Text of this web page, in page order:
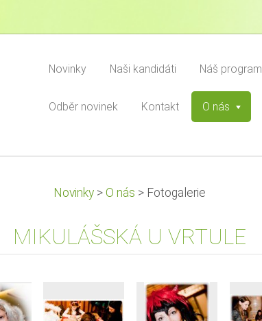
Novinky Naši kandidáti Náš program
Odběr novinek Kontakt O nás
Novinky > O nás > Fotogalerie
MIKULÁŠSKÁ U VRTULE